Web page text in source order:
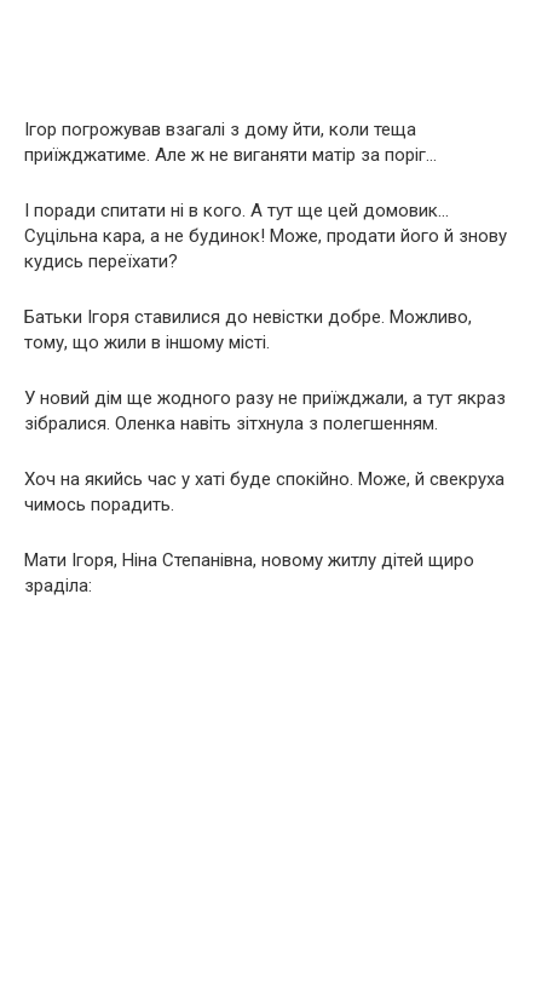
Ігор погрожував взагалі з дому йти, коли теща
приїжджатиме. Але ж не виганяти матір за поріг…
І поради спитати ні в кого. А тут ще цей домовик…
Суцільна кара, а не будинок! Може, продати його й знову
кудись переїхати?
Батьки Ігоря ставилися до невістки добре. Можливо,
тому, що жили в іншому місті.
У новий дім ще жодного разу не приїжджали, а тут якраз
зібралися. Оленка навіть зітхнула з полегшенням.
Хоч на якийсь час у хаті буде спокійно. Може, й свекруха
чимось порадить.
Мати Ігоря, Ніна Степанівна, новому житлу дітей щиро
зраділа: